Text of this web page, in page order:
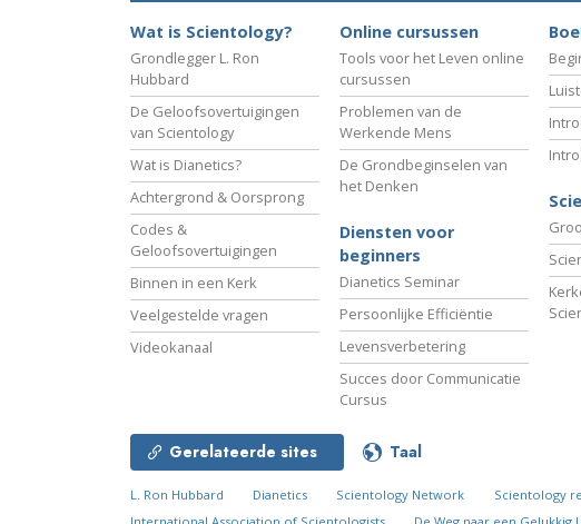
Wat is Scientology?
Grondlegger L. Ron
Hubbard
De Geloofsovertuigingen
van Scientology
Wat is Dianetics?
Achtergrond & Oorsprong
Codes &
Geloofsovertuigingen
Binnen in een Kerk
Veelgestelde vragen
Videokanaal
Online cursussen
Tools voor het Leven online
cursussen
Problemen van de
Werkende Mens
De Grondbeginselen van
het Denken
Diensten voor
beginners
Dianetics Seminar
Persoonlijke Efficiëntie
Levensverbetering
Succes door Communicatie
Cursus
Gerelateerde sites Taal
L. Ron Hubbard Dianetics Scientology Network Scientology